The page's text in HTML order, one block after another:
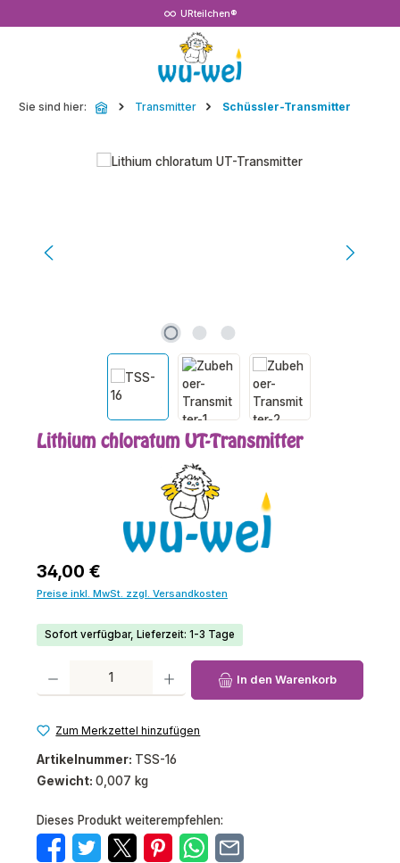
URteilchen®
Sie sind hier: Transmitter Schüssler-Transmitter
Bildergalerie überspringen
Lithium chloratum UT-Transmitter
Regulärer Preis:
34,00 €
Preise inkl. MwSt. zzgl. Versandkosten
Sofort verfügbar, Lieferzeit: 1-3 Tage
Produkt Anzahl: Gib den gewünschten Wert ein oder benutze die
In den Warenkorb
Zum Merkzettel hinzufügen
Artikelnummer: TSS-16
Gewicht: 0,007 kg
Dieses Produkt weiterempfehlen: